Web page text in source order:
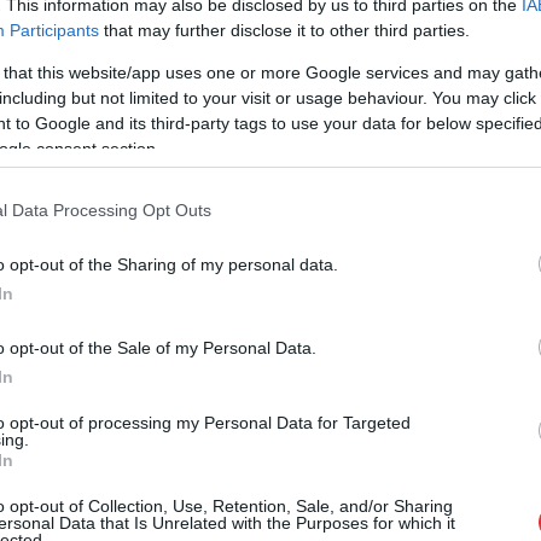
This information may also be disclosed by us to third parties on the
Participants that may further disclose it to other third parties.
that this website/app uses one or more Google services and may
but not limited to your visit or usage behaviour. You may
to Google and its third-party tags to use your data for below
consent section.
Data Processing Opt Outs
opt-out of the Sharing of my personal data.
opt-out of the Sale of my Personal Data.
opt-out of processing my Personal Data for Targeted
opt-out of Collection, Use, Retention, Sale, and/or Sharing
Data that Is Unrelated with the Purposes for which it
egy olyan kérdést is megvitatott, amelynek
létrejöttében meghatározó szerepet játszott
Orbán Viktor és kormánya. Az úgynevezett
tömegtájékoztatás szabadságáról szóló
európai rendelet, eredeti nevén European
egy hónap múlva lép hatályba és előírja,
számolniuk az állami reklámokról és
mentes kritériumok alapján kell elosztani”. A Szol24 a
Act
kedvence?